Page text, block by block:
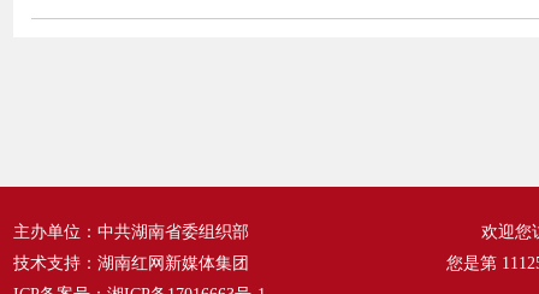
主办单位：中共湖南省委组织部
技术支持：湖南红网新媒体集团
欢迎您
您是第